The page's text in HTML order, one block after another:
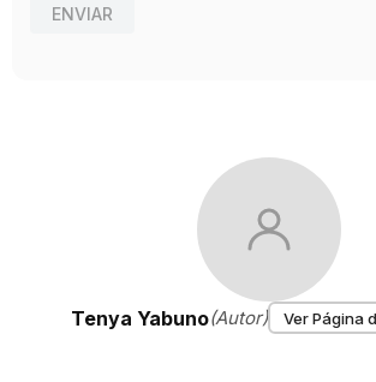
ENVIAR
Tenya Yabuno(Autor) Ver Página